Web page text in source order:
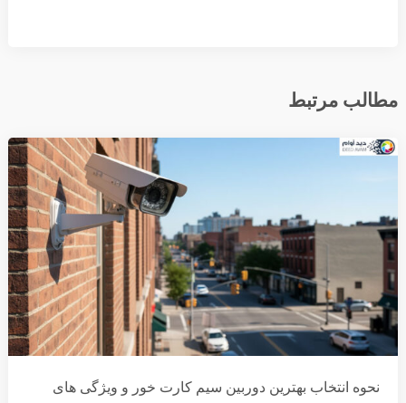
مطالب مرتبط
نحوه انتخاب بهترین دوربین سیم کارت خور و ویژگی های